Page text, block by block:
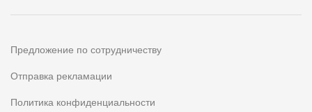
Предложение по сотрудничеству
Отправка рекламации
Политика конфиденциальности